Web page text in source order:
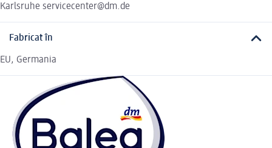
Karlsruhe servicecenter@dm.de
Fabricat în
EU, Germania